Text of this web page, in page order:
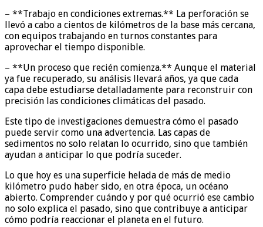
– **Trabajo en condiciones extremas.** La perforación se
llevó a cabo a cientos de kilómetros de la base más cercana,
con equipos trabajando en turnos constantes para
aprovechar el tiempo disponible.
– **Un proceso que recién comienza.** Aunque el material
ya fue recuperado, su análisis llevará años, ya que cada
capa debe estudiarse detalladamente para reconstruir con
precisión las condiciones climáticas del pasado.
Este tipo de investigaciones demuestra cómo el pasado
puede servir como una advertencia. Las capas de
sedimentos no solo relatan lo ocurrido, sino que también
ayudan a anticipar lo que podría suceder.
Lo que hoy es una superficie helada de más de medio
kilómetro pudo haber sido, en otra época, un océano
abierto. Comprender cuándo y por qué ocurrió ese cambio
no solo explica el pasado, sino que contribuye a anticipar
cómo podría reaccionar el planeta en el futuro.